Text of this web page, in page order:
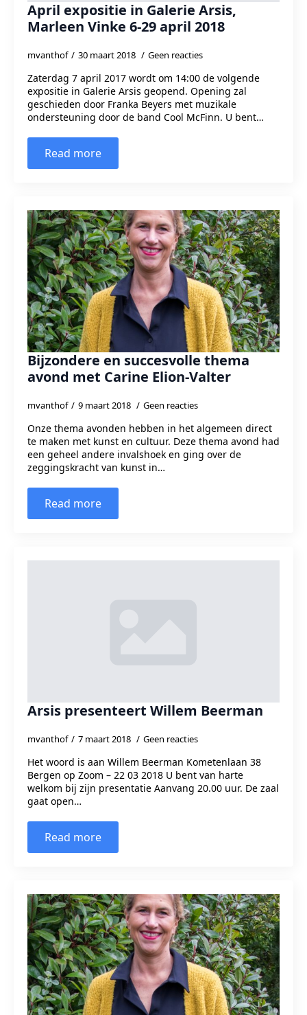
April expositie in Galerie Arsis,
Marleen Vinke 6-29 april 2018
mvanthof 30 maart 2018 Geen reacties
Zaterdag 7 april 2017 wordt om 14:00 de volgende
expositie in Galerie Arsis geopend. Opening zal
geschieden door Franka Beyers met muzikale
ondersteuning door de band Cool McFinn. U bent…
Read more
Bijzondere en succesvolle thema
avond met Carine Elion-Valter
mvanthof 9 maart 2018 Geen reacties
Onze thema avonden hebben in het algemeen direct
te maken met kunst en cultuur. Deze thema avond had
een geheel andere invalshoek en ging over de
zeggingskracht van kunst in…
Read more
Arsis presenteert Willem Beerman
mvanthof 7 maart 2018 Geen reacties
Het woord is aan Willem Beerman Kometenlaan 38
Bergen op Zoom – 22 03 2018 U bent van harte
welkom bij zijn presentatie Aanvang 20.00 uur. De zaal
gaat open…
Read more